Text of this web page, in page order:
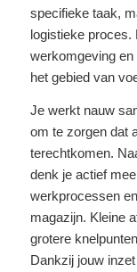
specifieke taak,
logistieke proces.
werkomgeving en
het gebied van
Je werkt nauw
om te zorgen dat
terechtkomen.
denk je actief
werkprocessen
magazijn. Kleine
grotere
Dankzij jouw